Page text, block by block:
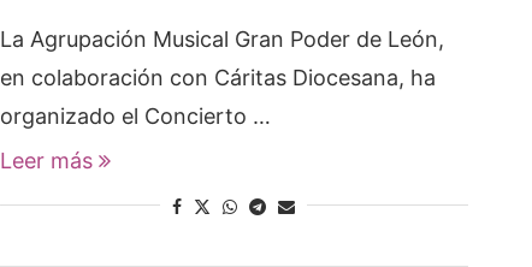
La Agrupación Musical Gran Poder de León,
en colaboración con Cáritas Diocesana, ha
organizado el Concierto …
Leer más